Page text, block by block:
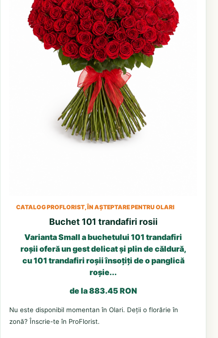
CATALOG PROFLORIST, ÎN AȘTEPTARE PENTRU OLARI
Buchet 101 trandafiri rosii
Varianta Small a buchetului 101 trandafiri
roșii oferă un gest delicat și plin de căldură,
cu 101 trandafiri roșii însoțiți de o panglică
roșie...
de la 883.45 RON
Nu este disponibil momentan în Olari. Deții o florărie în
zonă? Înscrie-te în ProFlorist.